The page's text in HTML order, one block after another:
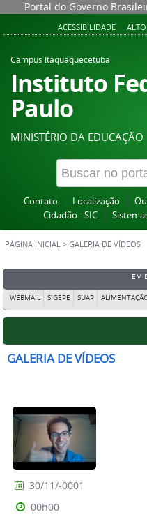
Portal do Governo
ACESSIBILIDADE
Campus Itaquaquecetuba
Instituto
Paulo
MINISTÉRIO DA EDUCAÇÃO
Contato Localização
Cidadão - SIC
PÁGINA INICIAL > GALERIA DE VÍDEOS
EM
WEBMAIL SIGEPE SUAP
GALERIA DE VÍDEOS
30/11/-0001
00h00